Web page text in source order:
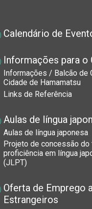
Calendário de
Informações para o
Informações / Balcão de
Cidade de Hamamatsu
Links de Referência
Aulas de língua
Aulas de língua japonesa
Projeto de concessão
proficiência em língua
(JLPT)
Oferta de Emprego
Estrangeiros